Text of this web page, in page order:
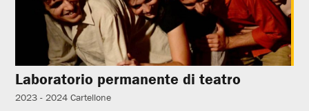
Laboratorio permanente di teatro
2023 - 2024 Cartellone